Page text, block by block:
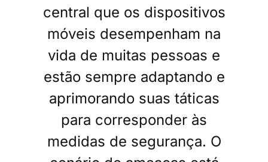
central que os dispositivos
móveis desempenham na
vida de muitas pessoas e
estão sempre adaptando e
aprimorando suas táticas
para corresponder às
medidas de segurança. O